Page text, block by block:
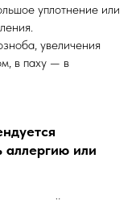
уплотнение или
увеличения
в паху — в
аллергию или